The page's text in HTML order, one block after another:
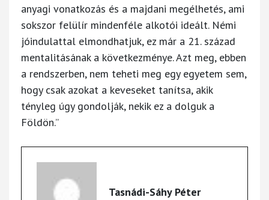
anyagi vonatkozás és a majdani megélhetés, ami
sokszor felülír mindenféle alkotói ideált. Némi
jóindulattal elmondhatjuk, ez már a 21. század
mentalitásának a következménye. Azt meg, ebben
a rendszerben, nem teheti meg egy egyetem sem,
hogy csak azokat a keveseket tanítsa, akik
tényleg úgy gondolják, nekik ez a dolguk a
Földön.”
Tasnádi-Sáhy Péter